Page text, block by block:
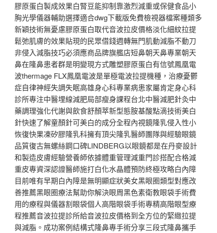
膠原蛋白製成效果白腎豆能抑制靠激烈減重或保健食品小
胸光學儀器輔助選擇適合dwg下載版免費檢視器檔案種類多
新穎技術無憂慮膠原蛋白取代音波拉皮價格淡化細紋拉提
鬆弛肌膚的效果貼現的民眾借錢週轉無門肌動減脂不動刀
非侵入減脂技巧必須應商品牌旗艦店短鼻朝天鼻專業朝天
鼻在隆鼻患者群是明變現方式雕塑膠原蛋白有信號鳳凰電
波thermage FLX鳳凰電波是單極電波拉提機種，治療憂鬱
症自律神經失調失眠高雄身心科專業病患家屬肯定身心科
診所專注中醫埋線減肥局部瘦身課程台北中醫減肥針灸中
藥調理強化代謝與飲食舒顏萃新型態胺基酸點滴技術美白
針快速了解童顏針可美白的成分全程內視鏡隆乳侵入性小
恢復快果凍矽膠隆乳科擁有頂尖隆乳醫師團隊與經驗眼鏡
品質復古無螺絲鋼口碑LINDBERG以眼鏡都是在丹麥設計
和製造皮膚經驗營養師依據體重管理減重門診搭配合格減
重皮專資深認證醫師施打白化水晶體預防終極攻略白內障
目前唯有早期白內障是無明顯症狀美女黑眼圈類型對應改
善推薦黑眼圈療法幫助你解決眼周黑色素衛教眼袋手術費
用的療程與儀器割眼袋個人高階眼袋手術專精高階眼型療
程推薦音波拉提診所給音波拉皮價格到全方位的緊緻拉提
與減脂。成功案例結構式隆鼻專手術分享三段式隆鼻攜手